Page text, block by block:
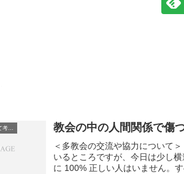
クリスチャンとして考えていること 教会の中の人間関係で傷
＜多教会の交流や協力について
いるところですが、今日は少し
に 100% 正しい人はいません。